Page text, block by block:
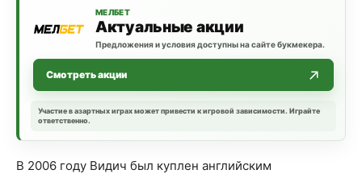
МЕЛБЕТ
Актуальные акции
Предложения и условия доступны на сайте букмекера.
Смотреть акции
Участие в азартных играх может привести к игровой зависимости. Играйте
ответственно.
В 2006 году Видич был куплен английским